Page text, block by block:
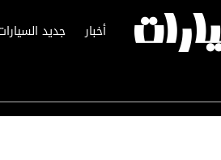
أخبار جديد